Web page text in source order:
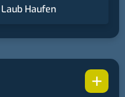
Haufen
+